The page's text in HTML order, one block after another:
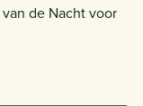
de Nacht voor